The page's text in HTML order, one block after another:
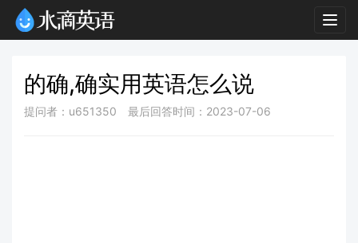
的确,确实用英语怎么说
提问者：u651350 最后回答时间：2023-07-06